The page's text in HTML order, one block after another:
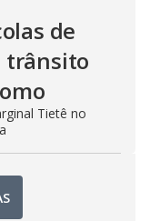
de
trânsito
Tietê no